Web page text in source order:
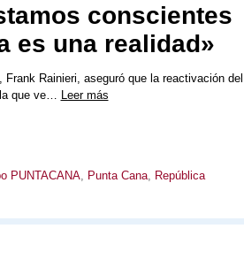
conscientes
es una realidad»
Rainieri, aseguró que la reactivación del
que ve…
Leer más
PUNTACANA, Punta Cana, República